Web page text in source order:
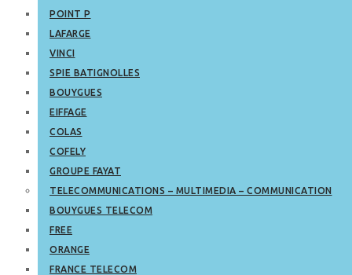
POINT P
LAFARGE
VINCI
SPIE BATIGNOLLES
BOUYGUES
EIFFAGE
COLAS
COFELY
GROUPE FAYAT
TELECOMMUNICATIONS – MULTIMEDIA – COMMUNICATION
BOUYGUES TELECOM
FREE
ORANGE
FRANCE TELECOM